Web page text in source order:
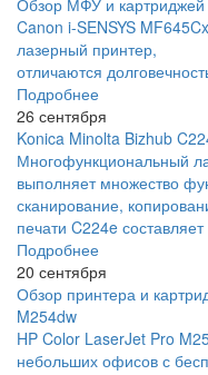
Canon i-SENSYS
лазерный принтер,
отличаются
Подробнее
26 сентября
Konica Minolta Bizhub
Многофункциональный
выполняет множество
сканирование,
печати C224e составляет
Подробнее
20 сентября
Обзор принтера и
M254dw
HP Color LaserJet Pro
небольших офисов с